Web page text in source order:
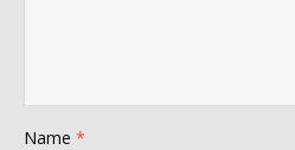
Name *